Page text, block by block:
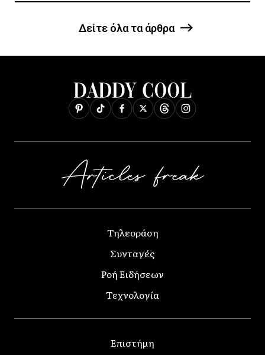
Δείτε όλα τα άρθρα
Τηλεοράση
Συνταγές
Ροή Ειδήσεων
Τεχνολογία
Επιστήμη